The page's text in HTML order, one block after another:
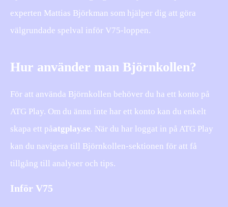
experten Mattias Björkman som hjälper dig att göra
välgrundade spelval inför V75-loppen.
Hur använder man Björnkollen?
För att använda Björnkollen behöver du ha ett konto på
ATG Play. Om du ännu inte har ett konto kan du enkelt
skapa ett påatgplay.se. När du har loggat in på ATG Play
kan du navigera till Björnkollen-sektionen för att få
tillgång till analyser och tips.
Inför V75